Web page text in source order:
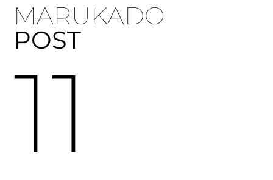
MARUKADO
POST
11